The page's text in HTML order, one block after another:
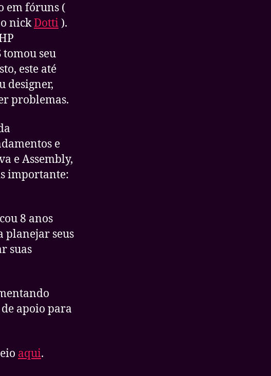
em fóruns (
nickDotti).
tomou seu
este até
designer,
problemas.
e
e Assembly,
importante:
8 anos
planejar seus
suas
apoio para
aqui.